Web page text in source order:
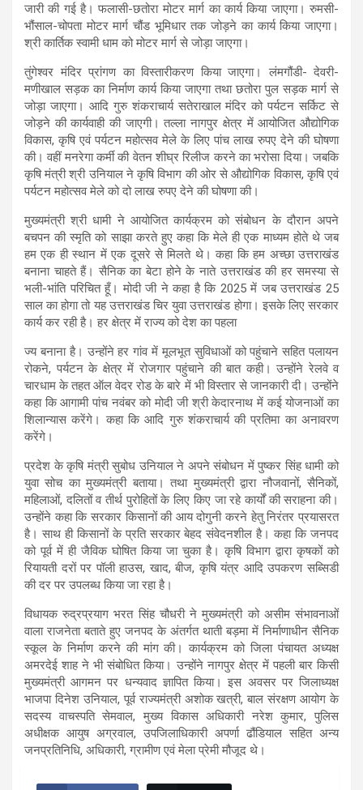
जारी की गई है। फलासी-छतोरा मोटर मार्ग का कार्य किया जाएगा। रुमसी-
भौंसाल-चोपता मोटर मार्ग चौंड भूमिधार तक जोड़ने का कार्य किया जाएगा।
श्री कार्तिक स्वामी धाम को मोटर मार्ग से जोड़ा जाएगा।
तुंगेश्वर मंदिर प्रांगण का विस्तारीकरण किया जाएगा। लंमगौंडी- देवरी-
मणीखाल सड़क का निर्माण कार्य किया जाएगा तथा छतोरा पुल सड़क मार्ग से
जोड़ा जाएगा। आदि गुरु शंकराचार्य सतेराखाल मंदिर को पर्यटन सर्किट से
जोड़ने की कार्यवाही की जाएगी। तल्ला नागपुर क्षेत्र में आयोजित औद्योगिक
विकास, कृषि एवं पर्यटन महोत्सव मेले के लिए पांच लाख रुपए देने की घोषणा
की। वहीं मनरेगा कर्मी की वेतन शीघ्र रिलीज करने का भरोसा दिया। जबकि
कृषि मंत्री श्री उनियाल ने कृषि विभाग की ओर से औद्योगिक विकास, कृषि एवं
पर्यटन महोत्सव मेले को दो लाख रुपए देने की घोषणा की।
मुख्यमंत्री श्री धामी ने आयोजित कार्यक्रम को संबोधन के दौरान अपने
बचपन की स्मृति को साझा करते हुए कहा कि मेले ही एक माध्यम होते थे जब
हम एक ही स्थान में एक दूसरे से मिलते थे। कहा कि हम अच्छा उत्तराखंड
बनाना चाहते हैं। सैनिक का बेटा होने के नाते उत्तराखंड की हर समस्या से
भली-भांति परिचित हूँ। मोदी जी ने कहा है कि 2025 में जब उत्तराखंड 25
साल का होगा तो यह उत्तराखंड चिर युवा उत्तराखंड होगा। इसके लिए सरकार
कार्य कर रही है। हर क्षेत्र में राज्य को देश का पहला
ज्य बनाना है। उन्होंने हर गांव में मूलभूत सुविधाओं को पहुंचाने सहित पलायन
रोकने, पर्यटन के क्षेत्र में रोजगार पहुंचाने की बात कही। उन्होंने रेलवे व
चारधाम के तहत ऑल वेदर रोड के बारे में भी विस्तार से जानकारी दी। उन्होंने
कहा कि आगामी पांच नवंबर को मोदी जी श्री केदारनाथ में कई योजनाओं का
शिलान्यास करेंगे। कहा कि आदि गुरु शंकराचार्य की प्रतिमा का अनावरण
करेंगे।
प्रदेश के कृषि मंत्री सुबोध उनियाल ने अपने संबोधन में पुष्कर सिंह धामी को
युवा सोच का मुख्यमंत्री बताया। तथा मुख्यमंत्री द्वारा नौजवानों, सैनिकों,
महिलाओं, दलितों व तीर्थ पुरोहितों के लिए किए जा रहे कार्यों की सराहना की।
उन्होंने कहा कि सरकार किसानों की आय दोगुनी करने हेतु निरंतर प्रयासरत
है। साथ ही किसानों के प्रति सरकार बेहद संवेदनशील है। कहा कि जनपद
को पूर्व में ही जैविक घोषित किया जा चुका है। कृषि विभाग द्वारा कृषकों को
रियायती दरों पर पॉली हाउस, खाद, बीज, कृषि यंत्र आदि उपकरण सब्सिडी
की दर पर उपलब्ध किया जा रहा है।
विधायक रुद्रप्रयाग भरत सिंह चौधरी ने मुख्यमंत्री को असीम संभावनाओं
वाला राजनेता बताते हुए जनपद के अंतर्गत थाती बड़मा में निर्माणाधीन सैनिक
स्कूल के निर्माण करने की मांग की। कार्यक्रम को जिला पंचायत अध्यक्ष
अमरदेई शाह ने भी संबोधित किया। उन्होंने नागपुर क्षेत्र में पहली बार किसी
मुख्यमंत्री आगमन पर धन्यवाद ज्ञापित किया। इस अवसर पर जिलाध्यक्ष
भाजपा दिनेश उनियाल, पूर्व राज्यमंत्री अशोक खत्री, बाल संरक्षण आयोग के
सदस्य वाचस्पति सेमवाल, मुख्य विकास अधिकारी नरेश कुमार, पुलिस
अधीक्षक आयुष अग्रवाल, उपजिलाधिकारी अपर्णा ढौंडियाल सहित अन्य
जनप्रतिनिधि, अधिकारी, ग्रामीण एवं मेला प्रेमी मौजूद थे।